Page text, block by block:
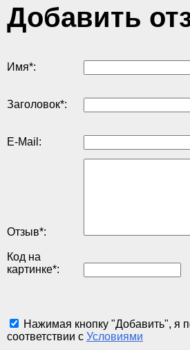
Добавить
Имя*:
Заголовок*:
E-Mail:
Отзыв*:
Код на
картинке*:
Нажимая кнопку "Добавить", я
соответствии с Условиями